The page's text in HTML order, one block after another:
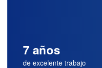
7 años
de excelente trabajo